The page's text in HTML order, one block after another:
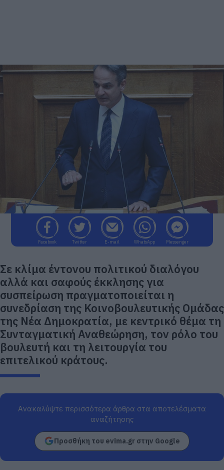
Facebook Twitter E-mail WhatsApp Messenger
Σε κλίμα έντονου πολιτικού διαλόγου
αλλά και σαφούς έκκλησης για
συσπείρωση πραγματοποιείται η
συνεδρίαση της Κοινοβουλευτικής Ομάδας
της Νέα Δημοκρατία, με κεντρικό θέμα τη
Συνταγματική Αναθεώρηση, τον ρόλο του
βουλευτή και τη λειτουργία του
επιτελικού κράτους.
Ανακαλύψτε περισσότερα άρθρα στα αποτελέσματα
αναζήτησης
Προσθήκη του evima.gr στην Google